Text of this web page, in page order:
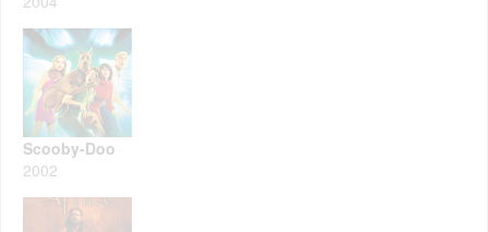
Scooby-Doo
2002